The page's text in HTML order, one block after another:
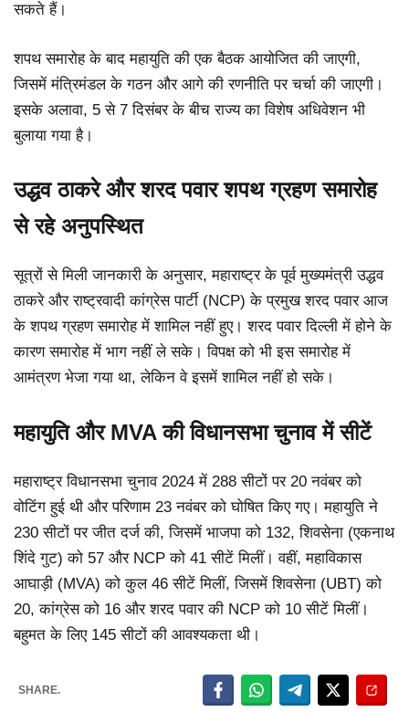
सकते हैं।
शपथ समारोह के बाद महायुति की एक बैठक आयोजित की जाएगी,
जिसमें मंत्रिमंडल के गठन और आगे की रणनीति पर चर्चा की जाएगी।
इसके अलावा, 5 से 7 दिसंबर के बीच राज्य का विशेष अधिवेशन भी
बुलाया गया है।
उद्धव ठाकरे और शरद पवार शपथ ग्रहण समारोह
से रहे अनुपस्थित
सूत्रों से मिली जानकारी के अनुसार, महाराष्ट्र के पूर्व मुख्यमंत्री उद्धव
ठाकरे और राष्ट्रवादी कांग्रेस पार्टी (NCP) के प्रमुख शरद पवार आज
के शपथ ग्रहण समारोह में शामिल नहीं हुए। शरद पवार दिल्ली में होने के
कारण समारोह में भाग नहीं ले सके। विपक्ष को भी इस समारोह में
आमंत्रण भेजा गया था, लेकिन वे इसमें शामिल नहीं हो सके।
महायुति और MVA की विधानसभा चुनाव में सीटें
महाराष्ट्र विधानसभा चुनाव 2024 में 288 सीटों पर 20 नवंबर को
वोटिंग हुई थी और परिणाम 23 नवंबर को घोषित किए गए। महायुति ने
230 सीटों पर जीत दर्ज की, जिसमें भाजपा को 132, शिवसेना (एकनाथ
शिंदे गुट) को 57 और NCP को 41 सीटें मिलीं। वहीं, महाविकास
आघाड़ी (MVA) को कुल 46 सीटें मिलीं, जिसमें शिवसेना (UBT) को
20, कांग्रेस को 16 और शरद पवार की NCP को 10 सीटें मिलीं।
बहुमत के लिए 145 सीटों की आवश्यकता थी।
SHARE.